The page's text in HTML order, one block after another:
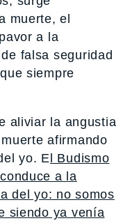
muerte, el
a la
falsa seguridad
siempre
aliviar la angustia
afirmando
yo. E l Budismo
a la
del yo: no somos
siendo ya venía